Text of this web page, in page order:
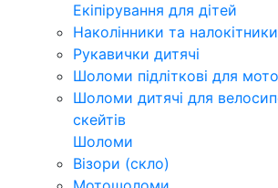
Екіпірування для дітей
Наколінники та
Рукавички дитячі
Шоломи підліткові для
Шоломи дитячі для
скейтів
Шоломи
Візори (скло)